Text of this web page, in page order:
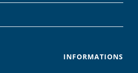
INFORMATIONS